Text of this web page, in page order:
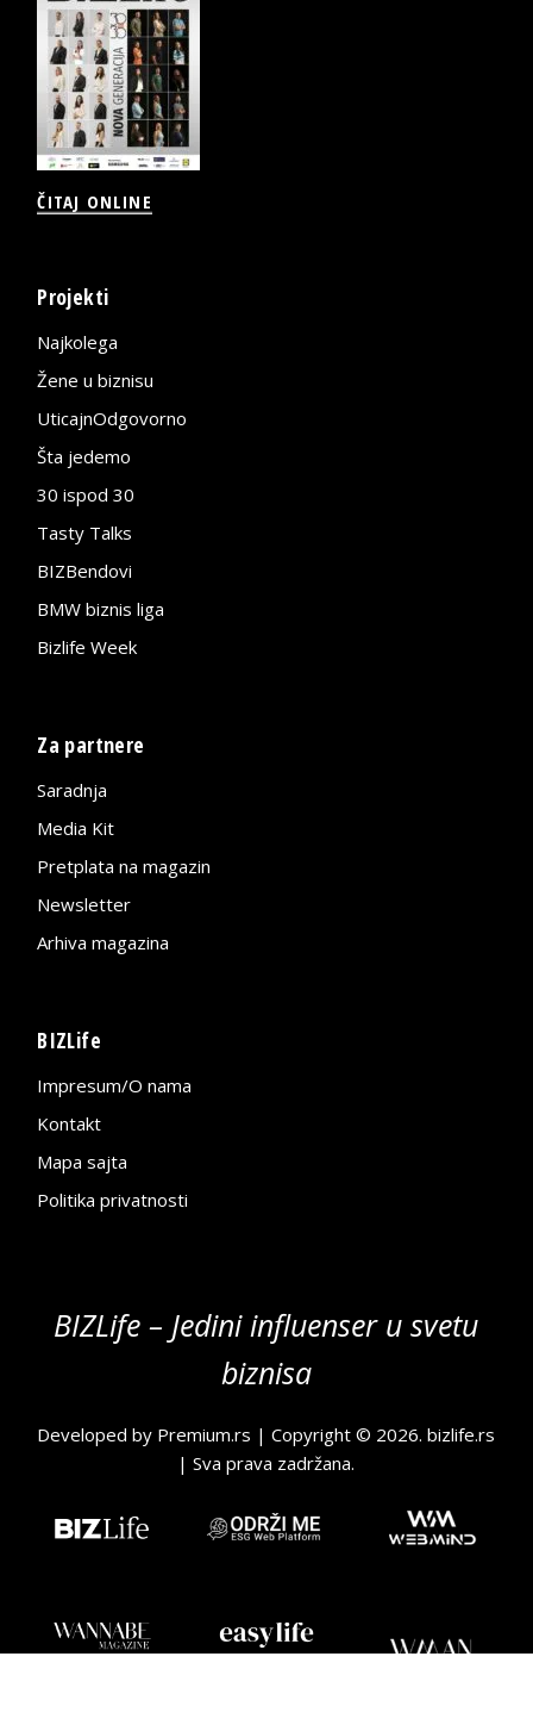
ČITAJ ONLINE
Projekti
Najkolega
Žene u biznisu
UticajnOdgovorno
Šta jedemo
30 ispod 30
Tasty Talks
BIZBendovi
BMW biznis liga
Bizlife Week
Za partnere
Saradnja
Media Kit
Pretplata na magazin
Newsletter
Arhiva magazina
BIZLife
Impresum/O nama
Kontakt
Mapa sajta
Politika privatnosti
BIZLife – Jedini influenser u svetu
biznisa
Developed by Premium.rs | Copyright © 2026.bizlife.rs
| Sva prava zadržana.